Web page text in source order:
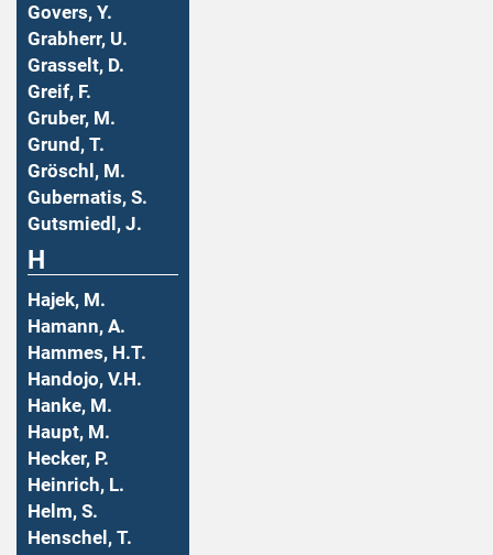
Govers, Y.
Grabherr, U.
Grasselt, D.
Greif, F.
Gruber, M.
Grund, T.
Gröschl, M.
Gubernatis, S.
Gutsmiedl, J.
H
Hajek, M.
Hamann, A.
Hammes, H.T.
Handojo, V.H.
Hanke, M.
Haupt, M.
Hecker, P.
Heinrich, L.
Helm, S.
Henschel, T.